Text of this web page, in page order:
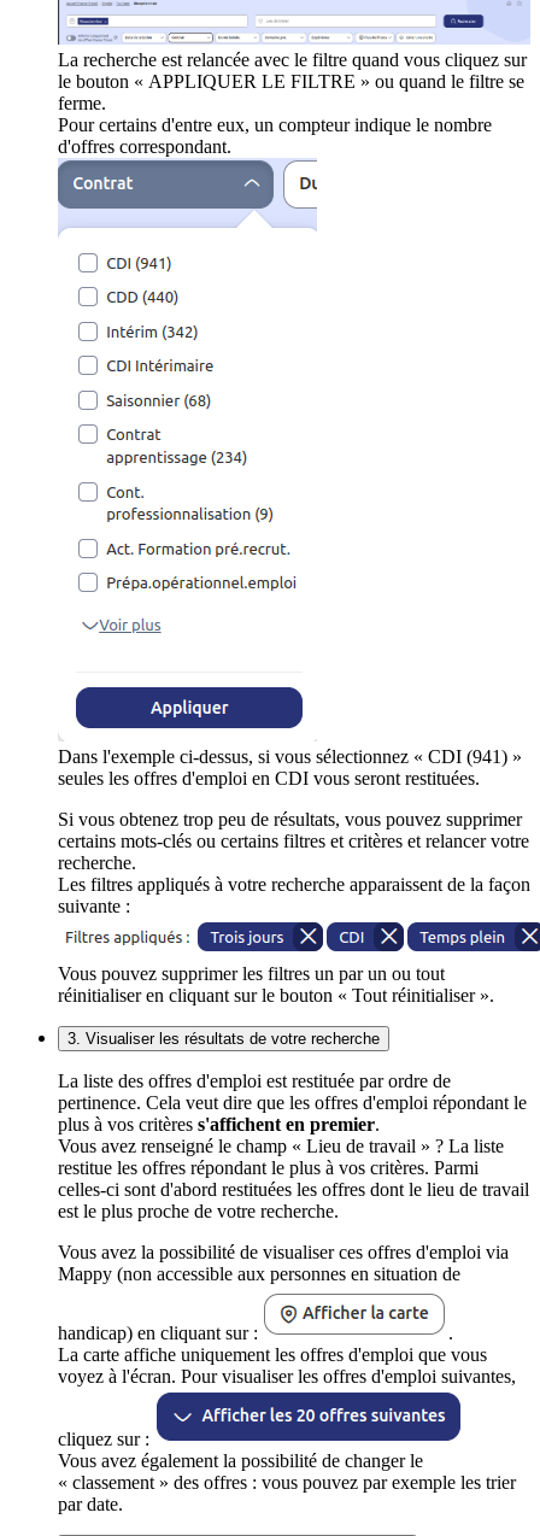
La recherche est relancée avec le filtre quand vous cliquez sur
le bouton « APPLIQUER LE FILTRE » ou quand le filtre se
ferme.
Pour certains d'entre eux, un compteur indique le nombre
d'offres correspondant.
Dans l'exemple ci-dessus, si vous sélectionnez « CDI (941) »
seules les offres d'emploi en CDI vous seront restituées.
Si vous obtenez trop peu de résultats, vous pouvez supprimer
certains mots-clés ou certains filtres et critères et relancer votre
recherche.
Les filtres appliqués à votre recherche apparaissent de la façon
suivante :
Vous pouvez supprimer les filtres un par un ou tout
réinitialiser en cliquant sur le bouton « Tout réinitialiser ».
3. Visualiser les résultats de votre recherche
La liste des offres d'emploi est restituée par ordre de
pertinence. Cela veut dire que les offres d'emploi répondant le
plus à vos critères s'affichent en premier.
Vous avez renseigné le champ « Lieu de travail » ? La liste
restitue les offres répondant le plus à vos critères. Parmi
celles-ci sont d'abord restituées les offres dont le lieu de travail
est le plus proche de votre recherche.
Vous avez la possibilité de visualiser ces offres d'emploi via
Mappy (non accessible aux personnes en situation de
handicap) en cliquant sur :
.
La carte affiche uniquement les offres d'emploi que vous
voyez à l'écran. Pour visualiser les offres d'emploi suivantes,
cliquez sur :
Vous avez également la possibilité de changer le
« classement » des offres : vous pouvez par exemple les trier
par date.